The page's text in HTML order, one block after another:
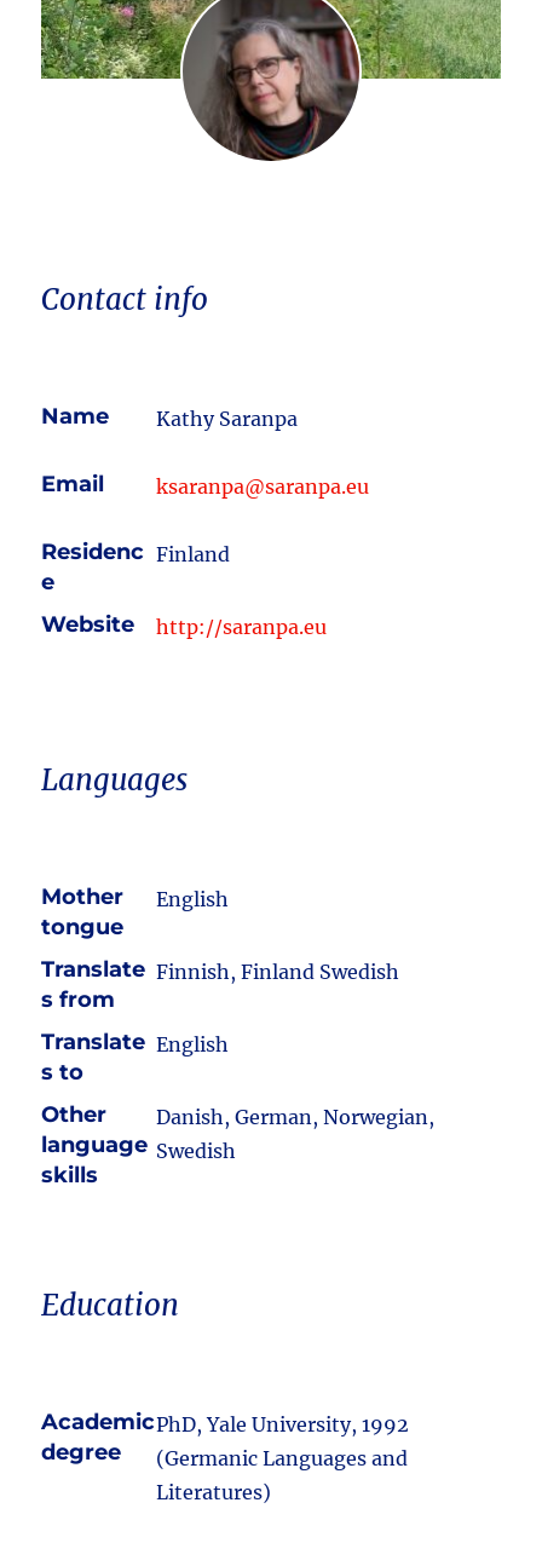
Contact info
Name Kathy Saranpa
Email ksaranpa@saranpa.eu
Residenc
e
Finland
Website http://saranpa.eu
Languages
Mother
tongue
English
Translate
s from
Finnish, Finland Swedish
Translate
s to
English
Other
language
skills
Danish, German, Norwegian,
Swedish
Education
Academic
degree
PhD, Yale University, 1992
(Germanic Languages and
Literatures)